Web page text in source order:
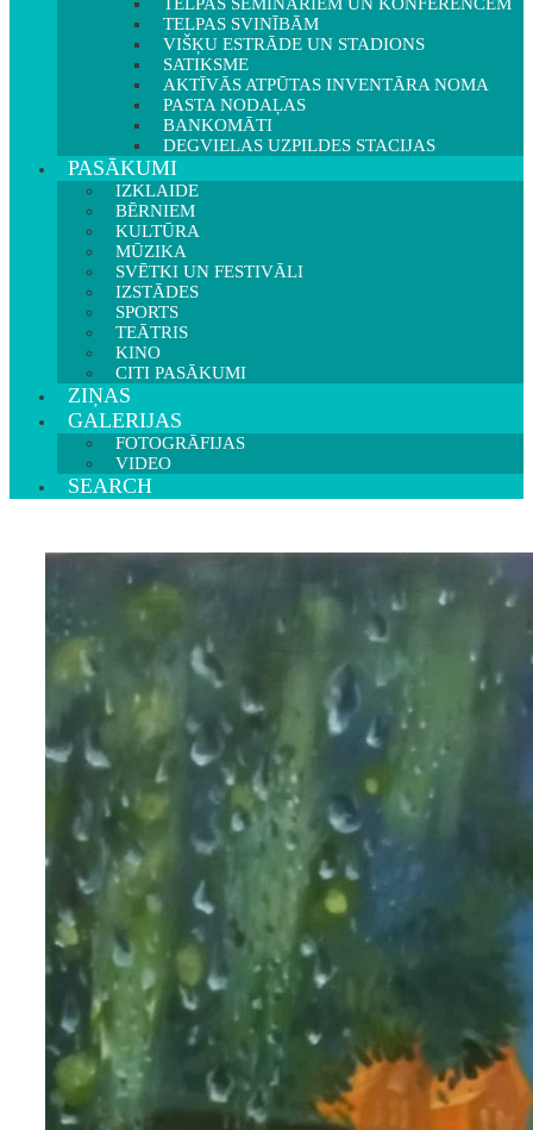
TELPAS SVINĪBĀM
VIŠĶU ESTRĀDE UN STADIONS
SATIKSME
AKTĪVĀS ATPŪTAS INVENTĀRA NOMA
PASTA NODAĻAS
BANKOMĀTI
DEGVIELAS UZPILDES STACIJAS
PASĀKUMI
IZKLAIDE
BĒRNIEM
KULTŪRA
MŪZIKA
SVĒTKI UN FESTIVĀLI
IZSTĀDES
SPORTS
TEĀTRIS
KINO
CITI PASĀKUMI
ZIŅAS
GALERIJAS
FOTOGRĀFIJAS
VIDEO
SEARCH